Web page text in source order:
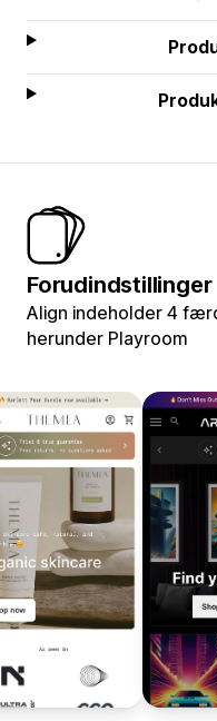
Forudindstillinger
Align indeholder 4
herunder Playroom